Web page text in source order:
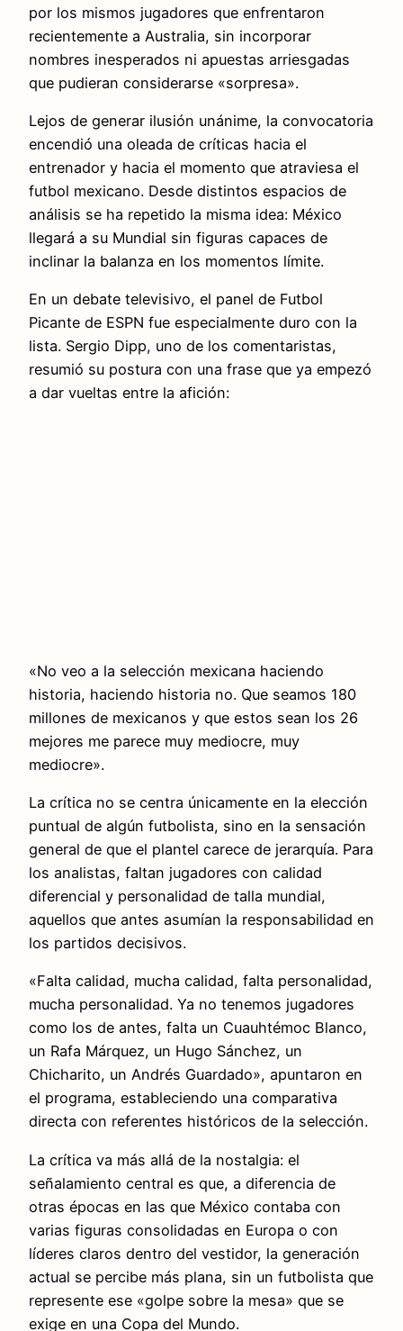
por los mismos jugadores que enfrentaron
recientemente a Australia, sin incorporar
nombres inesperados ni apuestas arriesgadas
que pudieran considerarse «sorpresa».
Lejos de generar ilusión unánime, la convocatoria
encendió una oleada de críticas hacia el
entrenador y hacia el momento que atraviesa el
futbol mexicano. Desde distintos espacios de
análisis se ha repetido la misma idea: México
llegará a su Mundial sin figuras capaces de
inclinar la balanza en los momentos límite.
En un debate televisivo, el panel de Futbol
Picante de ESPN fue especialmente duro con la
lista. Sergio Dipp, uno de los comentaristas,
resumió su postura con una frase que ya empezó
a dar vueltas entre la afición:
«No veo a la selección mexicana haciendo
historia, haciendo historia no. Que seamos 180
millones de mexicanos y que estos sean los 26
mejores me parece muy mediocre, muy
mediocre».
La crítica no se centra únicamente en la elección
puntual de algún futbolista, sino en la sensación
general de que el plantel carece de jerarquía. Para
los analistas, faltan jugadores con calidad
diferencial y personalidad de talla mundial,
aquellos que antes asumían la responsabilidad en
los partidos decisivos.
«Falta calidad, mucha calidad, falta personalidad,
mucha personalidad. Ya no tenemos jugadores
como los de antes, falta un Cuauhtémoc Blanco,
un Rafa Márquez, un Hugo Sánchez, un
Chicharito, un Andrés Guardado», apuntaron en
el programa, estableciendo una comparativa
directa con referentes históricos de la selección.
La crítica va más allá de la nostalgia: el
señalamiento central es que, a diferencia de
otras épocas en las que México contaba con
varias figuras consolidadas en Europa o con
líderes claros dentro del vestidor, la generación
actual se percibe más plana, sin un futbolista que
represente ese «golpe sobre la mesa» que se
exige en una Copa del Mundo.